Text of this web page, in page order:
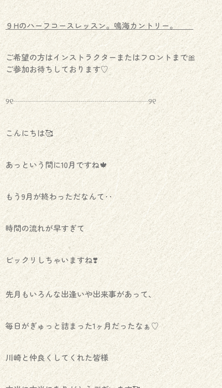
９Hのハーフコースレッスン。鳴海カントリー。
ご希望の方はインストラクターまたはフロントまで🎀
ご参加お待ちしております♡
୨୧┈┈┈┈┈┈┈┈┈┈┈┈┈┈┈┈┈୨୧
こんにちは🥰
あっという間に10月ですね🍁
もう9月が終わっただなんて‥
時間の流れが早すぎて
ビックリしちゃいますね❣️
先月もいろんな出逢いや出来事があって、
毎日がぎゅっと詰まった1ヶ月だったなぁ♡
川崎と仲良くしてくれた皆様